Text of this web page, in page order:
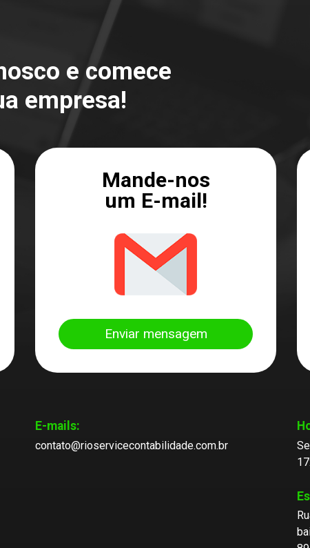
e comece
empresa!
Mande-nos
um E-mail!
Enviar mensagem
E-mails:
contato@rioservicecontabilidade.com.br